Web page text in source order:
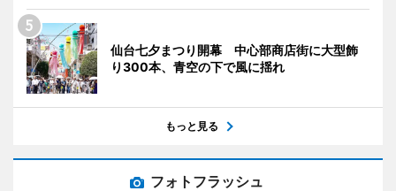
仙台七夕まつり開幕 中心部商店街に大型飾
り300本、青空の下で風に揺れ
もっと見る
フォトフラッシュ